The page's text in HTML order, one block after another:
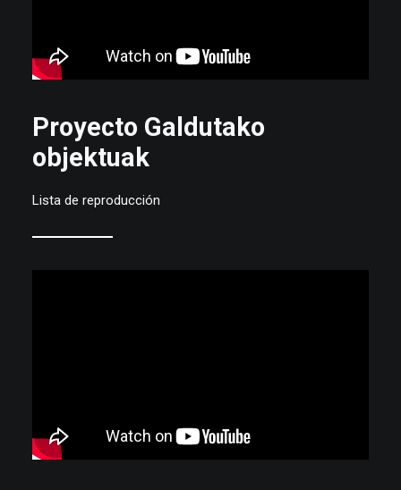
Proyecto Galdutako
objektuak
Lista de reproducción